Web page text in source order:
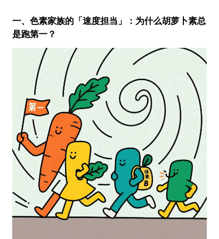
一、色素家族的「速度担当」：为什么胡萝卜素总
是跑第一？